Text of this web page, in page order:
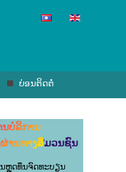
ບ່ອນຕິດຕໍ່
ນບໍລິການ
ານທາງສື່ມວນຊົນ
ຫຼຸດທຶນຈົດທະບຽນ